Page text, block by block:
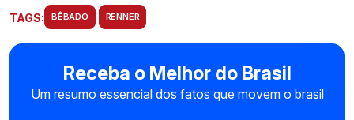
TAGS: BÊBADO RENNER
Receba o Melhor do Brasil
Um resumo essencial dos fatos que movem o brasil